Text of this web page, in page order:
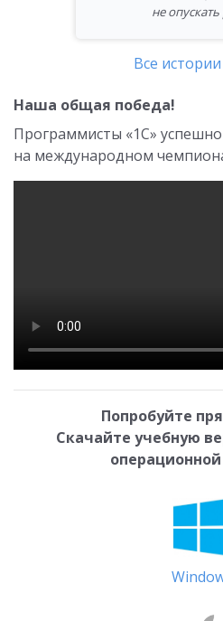
не
Все истории
Наша общая победа!
Программисты «1С»
на международном
Попробуйте
Скачайте учебную